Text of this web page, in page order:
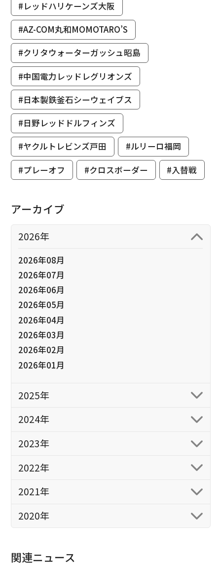
#レッドハリケーンズ大阪
#AZ-COM丸和MOMOTARO’S
#クリタウォーターガッシュ昭島
#中国電力レッドレグリオンズ
#日本製鉄釜石シーウェイブス
#日野レッドドルフィンズ
#ヤクルトレビンズ戸田
#ルリーロ福岡
#プレーオフ
#クロスボーダー #入替戦
アーカイブ
2026年
2026年08月
2026年07月
2026年06月
2026年05月
2026年04月
2026年03月
2026年02月
2026年01月
2025年
2024年
2023年
2022年
2021年
2020年
関連ニュース